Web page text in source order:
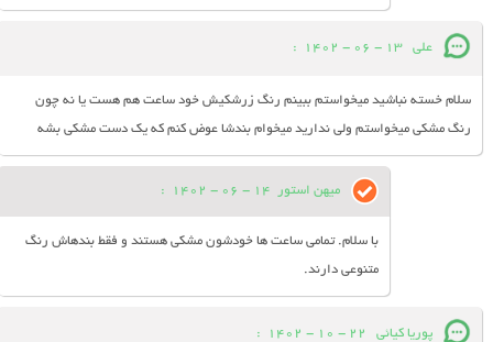
علی 13 - 06 - 1402
:
سلام خسته نباشید میخواستم ببینم رنگ زرشکیش خود ساعت هم هست یا نه چون
رنگ مشکی میخواستم ولی ندارید میخوام بندشا عوض کنم که یک دست مشکی بشه
میهن استور 14 - 06 - 1402
:
با سلام. تمامی ساعت ها خودشون مشکی هستند و فقط بندهاش رنگ
متنوعی دارند.
پوریا کیائی 22 - 10 - 1402
: